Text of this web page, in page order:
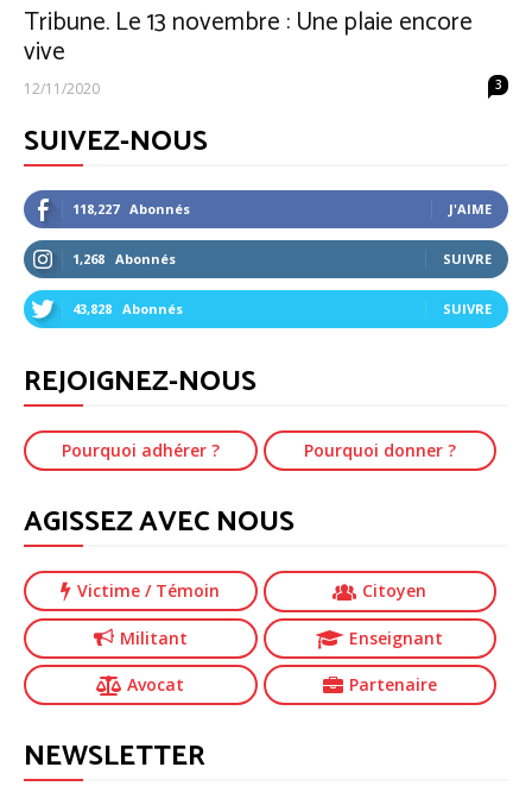
Tribune. Le 13 novembre : Une plaie encore
vive
12/11/2020 3
SUIVEZ-NOUS
118,227 Abonnés J'AIME
1,268 Abonnés SUIVRE
43,828 Abonnés SUIVRE
REJOIGNEZ-NOUS
Pourquoi adhérer ? Pourquoi donner ?
AGISSEZ AVEC NOUS
Victime/ Témoin Citoyen
Militant Enseignant
Avocat Partenaire
NEWSLETTER